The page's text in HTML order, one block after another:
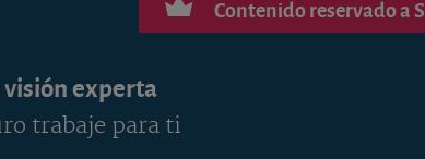
Contenido reservado a
experta
trabaje para ti